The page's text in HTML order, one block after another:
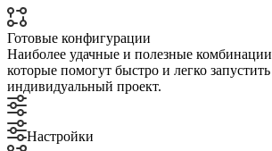
Готовые конфигурации
Наиболее удачные и полезные
которые помогут быстро и легко
индивидуальный проект.
Настройки